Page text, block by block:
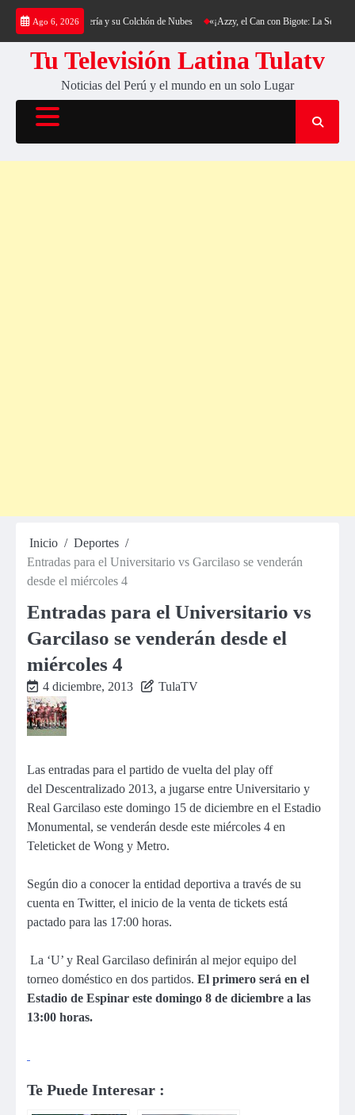
Saltar
contenido
Ago 6, 2026
al Cerro Cantería y su Colchón de Nubes «¡Azzy, el Can con Bigote: La Sensación
Tu Televisión Latina Tulatv
Noticias del Perú y el mundo en un solo Lugar
Inicio
Deportes
Entradas para el Universitario vs Garcilaso se venderán
desde el miércoles 4
Entradas para el Universitario vs
Garcilaso se venderán desde el
miércoles 4
4 diciembre, 2013 TulaTV
Las entradas para el partido de vuelta del play off
del Descentralizado 2013, a jugarse entre Universitario y
Real Garcilaso este domingo 15 de diciembre en el Estadio
Monumental, se venderán desde este miércoles 4 en
Teleticket de Wong y Metro.
Según dio a conocer la entidad deportiva a través de su
cuenta en Twitter, el inicio de la venta de tickets está
pactado para las 17:00 horas.
La ‘U’ y Real Garcilaso definirán al mejor equipo del
torneo doméstico en dos partidos. El primero será en el
Estadio de Espinar este domingo 8 de diciembre a las
13:00 horas.
Te Puede Interesar :